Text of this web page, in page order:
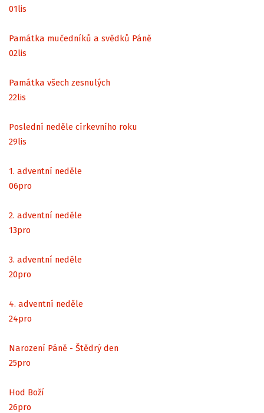
01lis
Památka mučedníků a svědků Páně
02lis
Památka všech zesnulých
22lis
Poslední neděle církevního roku
29lis
1. adventní neděle
06pro
2. adventní neděle
13pro
3. adventní neděle
20pro
4. adventní neděle
24pro
Narození Páně - Štědrý den
25pro
Hod Boží
26pro